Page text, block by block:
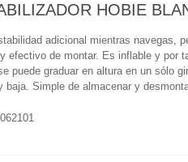
HOBIE
adicional mientras navegas,
efectivo de montar. Es inflable y por
puede graduar en altura en un sólo
baja. Simple de almacenar y